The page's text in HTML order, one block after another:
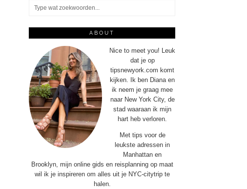
ABOUT
Nice to meet you! Leuk
dat je op
tipsnewyork.com komt
kijken. Ik ben Diana en
ik neem je graag mee
naar New York City, de
stad waaraan ik mijn
hart heb verloren.
Met tips voor de
leukste adressen in
Manhattan en
Brooklyn, mijn online gids en reisplanning op maat
wil ik je inspireren om alles uit je NYC-citytrip te
halen.